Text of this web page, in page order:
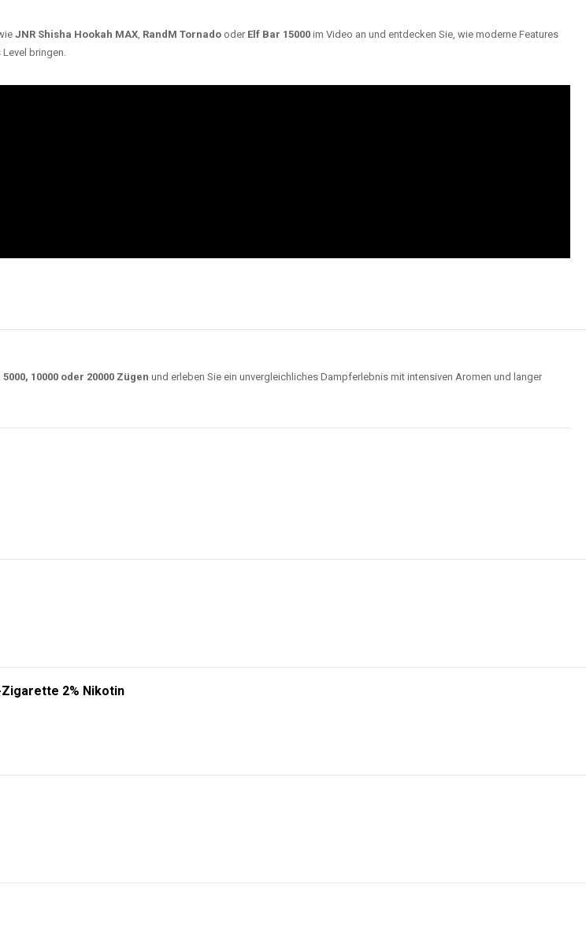
JNR Shisha Hookah MAX, RandM Tornado oder Elf Bar 15000 im Video an und entdecken Sie, wie moderne Features
bringen.
5000, 10000 oder 20000 Zügen und erleben Sie ein unvergleichliches Dampferlebnis mit intensiven Aromen und langer
Zigarette 2% Nikotin